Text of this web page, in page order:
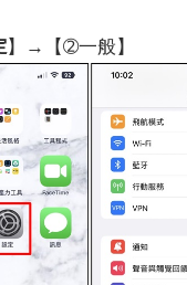
】→【➁一般】